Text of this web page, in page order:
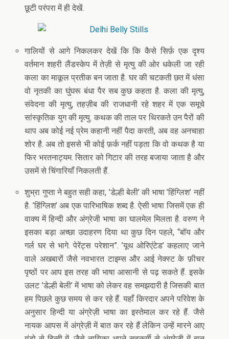
छूटी परंपरा में ही देखें.
गालियों से आगे निकलकर देखें कि कि कैसे सिर्फ़ एक दृश्य
वर्तमान शहरी लैंडस्केप में तेज़ी से मृत्यु की ओर धकेली जा रही
कला का माकूल प्रतीक बन जाता है. घर की चटकती छत में धंसा
वो नृतकी का घुंघरू बंधा पैर सब कुछ कहता है. कला की मृत्यु,
संवेदना की मृत्यु, तहज़ीब की राजधानी रहे शहर में एक समूचे
सांस्कृतिक युग की मृत्यु. कथक की ताल पर थिरकते उन पैरों की
थाप अब कोई नई प्रेम कहानी नहीं पैदा करती, अब वह अनचाहा
शोर है. अब तो इससे भी कोई फ़र्क नहीं पड़ता कि वो कथक है या
फिर भरतनाट्यम. सितार को गिटार की तरह बजाया जाता है और
उसमें से चिंगारियाँ निकलती हैं.
शुभ्रा गुप्ता ने बहुत सही कहा, ’डेल्ही बेली’ की भाषा ’हिंग्लिश’ नहीं
है. ’हिंग्लिश’ अब एक पारिभाषिक शब्द है. ऐसी भाषा जिसमें एक ही
वाक्य में हिन्दी और अंग्रेजी भाषा का घालमेल मिलता है. वरुण ने
इसका बड़ा अच्छा उदाहरण दिया था कुछ दिन पहले, “बॉय और
गर्ल घर से भागे. पेरेंट्स परेशान”. ’यूथ ओरिएंटेड’ कहलाए जाने
वाले अखबारों जैसे नवभारत टाइम्स और आई नेक्स्ट के फ़ीचर
पृष्ठों पर आप इस तरह की भाषा आसानी से पढ़ सकते हैं. इसके
उलट ’डेल्ही बेली’ में भाषा को लेकर वह समझदारी है जिसकी बात
हम पिछले कुछ समय से कर रहे हैं. यहाँ किरदार अपने परिवेश के
अनुसार हिन्दी या अंग्रेज़ी भाषा का इस्तेमाल कर रहे हैं. जैसे
नायक आपस में अंग्रेज़ी में बात कर रहे हैं लेकिन उन्हें मारने आए